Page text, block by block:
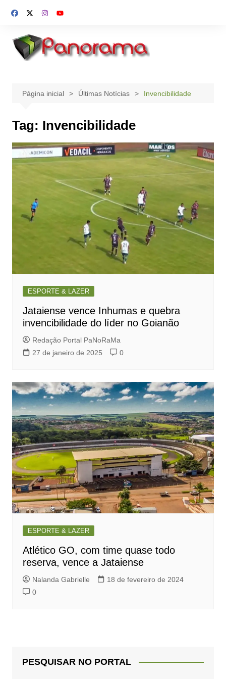
para
conteúdo
Página inicial Últimas Notícias Invencibilidade
Tag: Invencibilidade
ESPORTE & LAZER
Jataiense vence Inhumas e quebra
invencibilidade do líder no Goianão
Redação Portal PaNoRaMa
27 de janeiro de 2025
0
ESPORTE & LAZER
Atlético GO, com time quase todo
reserva, vence a Jataiense
Nalanda Gabrielle
18 de fevereiro de 2024
0
PESQUISAR NO PORTAL